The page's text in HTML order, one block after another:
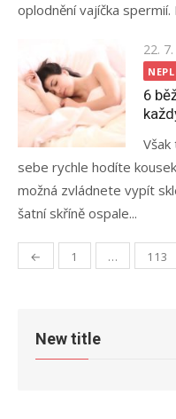
oplodnění vajíčka
on
22.
6
sebe rychle hodíte
možná zvládnete vypít
šatní skříně ospale...
Stránkování
← 1 … 113
New title